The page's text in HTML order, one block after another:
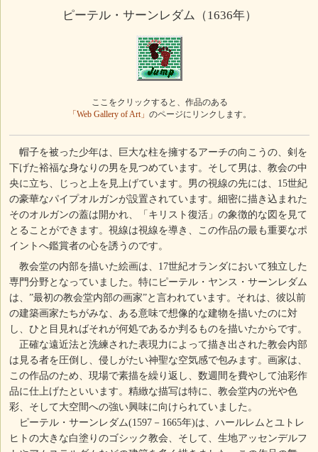
ピーテル・サーンレダム（1636年）
ここをクリックすると、作品のある
「Web Gallery of Art」 のページにリンクします。
帽子を被った少年は、巨大な柱を擁するアーチの向こうの、剣を
下げた裕福な身なりの男を見つめています。そして男は、教会の中
央に立ち、じっと上を見上げています。男の視線の先には、15世紀
の豪華なパイプオルガンが設置されています。細密に描き込まれた
そのオルガンの蓋は開かれ、「キリスト復活」の象徴的な図を見て
とることができます。視線は視線を導き、この作品の最も重要なポ
イントへ鑑賞者の心を誘うのです。
教会堂の内部を描いた絵画は、17世紀オランダにおいて独立した
専門分野となっていました。特にピーテル・ヤンス・サーンレダム
は、”最初の教会堂内部の画家”と言われています。それは、彼以前
の建築画家たちがみな、ある意味で想像的な建物を描いたのに対
し、ひと目見ればそれが何処であるか判るものを描いたからです。
正確な遠近法と洗練された表現力によって描き出された教会内部
は見る者を圧倒し、侵しがたい神聖な空気感で包みます。画家は、
この作品のため、現場で素描を繰り返し、数週間を費やして油彩作
品に仕上げたといいます。精緻な描写は特に、教会堂内の光や色
彩、そして大空間への強い興味に向けられていました。
ピーテル・サーンレダム(1597－1665年)は、ハールレムとユトレ
ヒトの大きな白塗りのゴシック教会、そして、生地アッセンデルフ